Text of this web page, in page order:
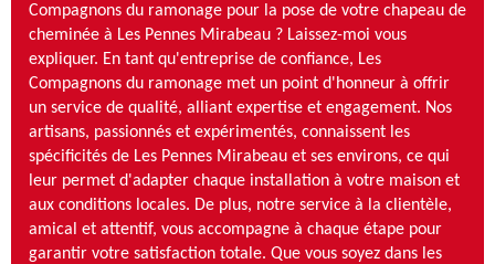
Compagnons du ramonage pour la pose de votre chapeau de
cheminée à Les Pennes Mirabeau ? Laissez-moi vous
expliquer. En tant qu'entreprise de confiance, Les
Compagnons du ramonage met un point d'honneur à offrir
un service de qualité, alliant expertise et engagement. Nos
artisans, passionnés et expérimentés, connaissent les
spécificités de Les Pennes Mirabeau et ses environs, ce qui
leur permet d'adapter chaque installation à votre maison et
aux conditions locales. De plus, notre service à la clientèle,
amical et attentif, vous accompagne à chaque étape pour
garantir votre satisfaction totale. Que vous soyez dans les